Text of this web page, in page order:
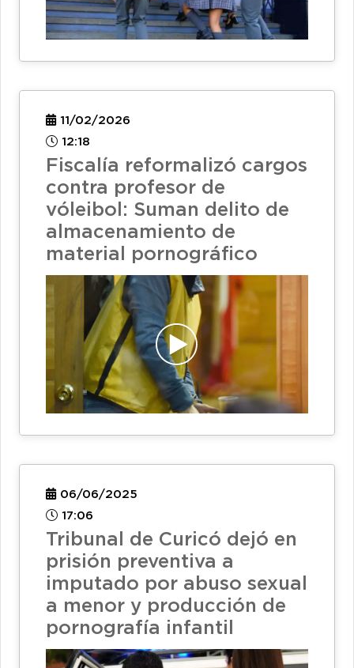
11/02/2026
12:18
Fiscalía reformalizó cargos
contra profesor de
vóleibol: Suman delito de
almacenamiento de
material pornográfico
06/06/2025
17:06
Tribunal de Curicó dejó en
prisión preventiva a
imputado por abuso sexual
a menor y producción de
pornografía infantil